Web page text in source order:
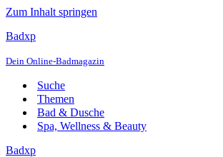
Zum Inhalt springen
Badxp
Dein Online-Badmagazin
Suche
Themen
Bad & Dusche
Spa, Wellness & Beauty
Badxp